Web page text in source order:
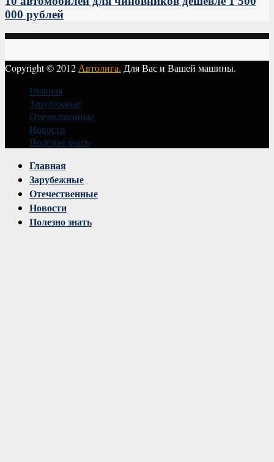
000 рублей
Copyright © 2012 Автолига. Для Вас и Вашей машины.
Главная
Зарубежные
Отечественные
Новости
Полезно знать
Главная
Зарубежные
Отечественные
Новости
Полезно знать